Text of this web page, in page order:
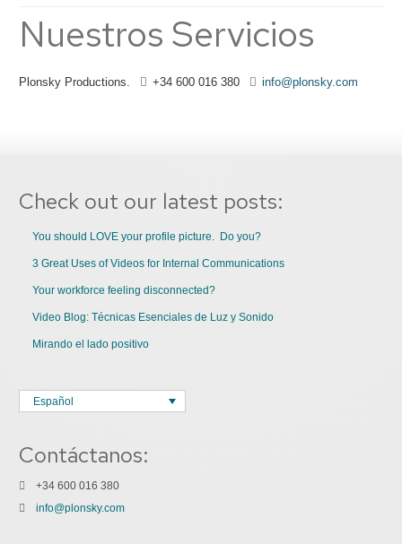
Nuestros Servicios
Plonsky Productions. +34 600 016 380 info@plonsky.com
Check out our latest posts:
You should LOVE your profile picture. Do you?
3 Great Uses of Videos for Internal Communications
Your workforce feeling disconnected?
Video Blog: Técnicas Esenciales de Luz y Sonido
Mirando el lado positivo
Español
Contáctanos:
+34 600 016 380
info@plonsky.com